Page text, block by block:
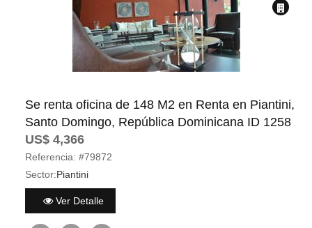
Se renta oficina de 148 M2 en Renta en Piantini,
Santo Domingo, República Dominicana ID 1258
US$ 4,366
Referencia: #79872
Sector:Piantini
Ver Detalle